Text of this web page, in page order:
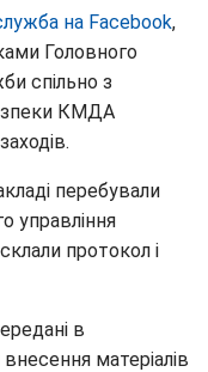
на Facebook,
Головного
спільно з
КМДА
перебували
управління
протокол і
в
матеріалів